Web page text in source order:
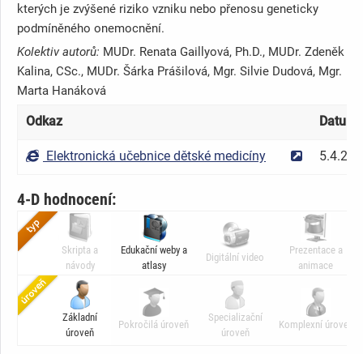
kterých je zvýšené riziko vzniku nebo přenosu geneticky
podmíněného onemocnění.
Kolektiv autorů: MUDr. Renata Gaillyová, Ph.D., MUDr. Zdeněk
Kalina, CSc., MUDr. Šárka Prášilová, Mgr. Silvie Dudová, Mgr.
Marta Hanáková
Odkaz Datum
Elektronická učebnice dětské medicíny
4-D hodnocení:
Skripta a
návody
Edukační weby a
atlasy
Digitální video
Prezentace a
animace
Základní
úroveň
Pokročilá úroveň
Specializační
úroveň
Komplexní úroveň